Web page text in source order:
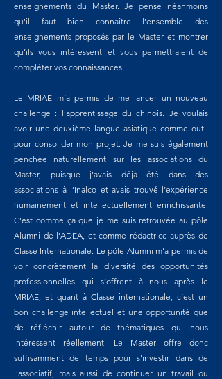
enseignements du Master. Je pense néanmoins
qu’il faut bien connaître l’ensemble des
enseignements proposés par le Master et montrer
qu’ils vous intéressent et vous permettraient de
compléter vos connaissances.
Le MRIAE m’a permis de me lancer un nouveau
challenge : l’apprentissage du chinois. Je voulais
avoir une deuxième langue asiatique comme outil
pour consolider mon projet. Je me suis également
penchée naturellement sur les associations du
Master, puisque j’avais déjà été dans des
associations à l’Inalco et avais trouvé l’expérience
humainement et intellectuellement enrichissante.
C’est comme ça que je me suis retrouvée au pôle
Alumni de l’ADEA, et comme rédactrice auprès de
Classe Internationale. Le pôle Alumni m’a permis de
voir concrètement la diversité des opportunités
professionnelles qui s’offrent à nous après le
MRIAE, et quant à Classe internationale, c’est un
bon challenge intellectuel et une opportunité que
de réfléchir autour de thématiques qui nous
intéressent réellement. Le Master offre donc
suffisamment de temps pour s’investir dans de
l’associatif, mais aussi de continuer un travail ou